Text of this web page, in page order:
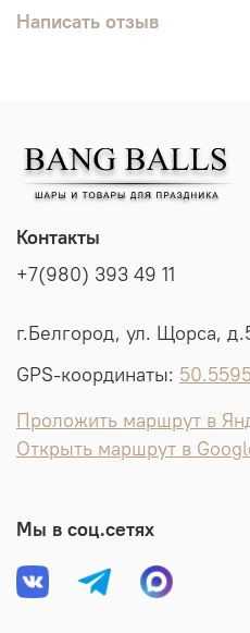
Написать отзыв
Контакты
+7(980) 393 49 11
г.Белгород, ул. Щорса,
GPS-координаты:
Проложить маршрут в
Открыть маршрут в
Мы в соц.сетях